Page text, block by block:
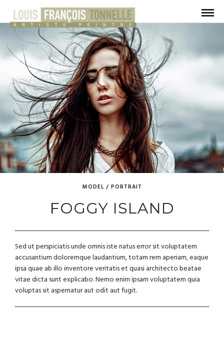
MODEL / PORTRAIT
FOGGY ISLAND
Sed ut perspiciatis unde omnis iste natus error sit voluptatem
accusantium doloremque laudantium, totam rem aperiam, eaque
ipsa quae ab illo inventore veritatis et quasi architecto beatae
vitae dicta sunt explicabo. Nemo enim ipsam voluptatem quia
voluptas sit aspernatur aut odit aut fugit.